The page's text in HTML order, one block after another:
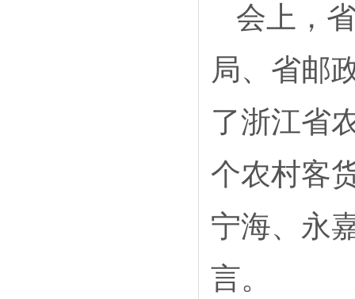
会上，
局、省邮
了浙江省
个农村客
宁海、永
言。